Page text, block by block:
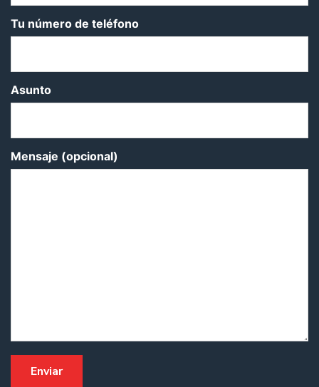
Tu número de teléfono
Asunto
Mensaje (opcional)